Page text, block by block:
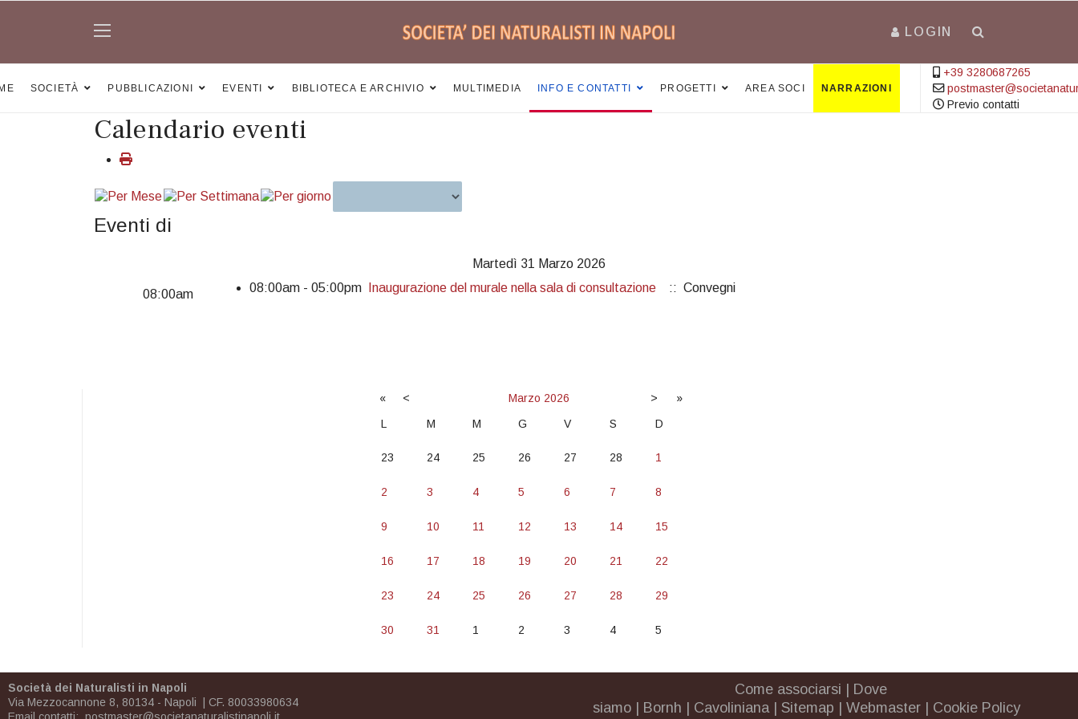
LOGIN
SOCIETÀ PUBBLICAZIONI EVENTI BIBLIOTECA E ARCHIVIO MULTIMEDIA INFO E CONTATTI PROGETTI AREA SOCI NARRAZIONI
+39 3280687265
Previo contatti
Calendario eventi
Eventi di
Martedì 31 Marzo 2026
08:00am 08:00am - 05:00pm Inaugurazione del murale nella sala di consultazione :: Convegni
« < Marzo 2026 >
»
L
M M G V S D
23 24 25 26 27 28 1
2 3 4 5 6 7 8
9 10 11 12 13 14 15
16 17 18 19 20 21 22
23 24 25 26 27 28 29
30 31 1 2 3 4 5
Società dei Naturalisti in Napoli
Via Mezzocannone 8, 80134 - Napoli | CF. 80033980634
Come associarsi
Dove
siamo
Bornh Cavoliniana| Sitemap Webmaster Cookie Policy